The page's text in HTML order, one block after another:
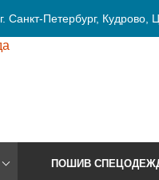
г. Санкт-Петербург, Кудрово,
ПОШИВ